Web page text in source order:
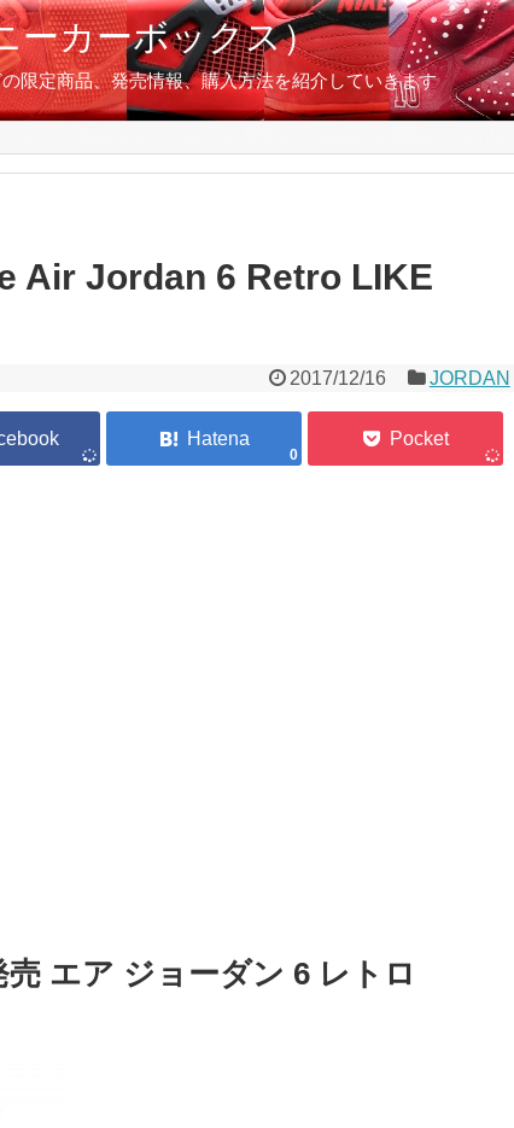
ーカーボックス）
限定商品、発売情報、購入方法を紹介していきます
Air Jordan 6 Retro LIKE
2017/12/16 JORDAN
0
エア ジョーダン 6 レトロ